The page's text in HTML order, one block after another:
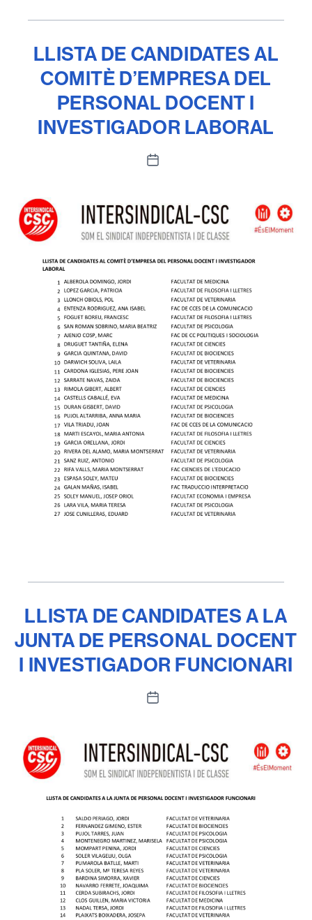
LLISTA DE CANDIDATES AL
COMITÈ D’EMPRESA DEL
PERSONAL DOCENT I
INVESTIGADOR LABORAL
Data
LLISTA DE CANDIDATES A LA
JUNTA DE PERSONAL DOCENT
I INVESTIGADOR FUNCIONARI
Data